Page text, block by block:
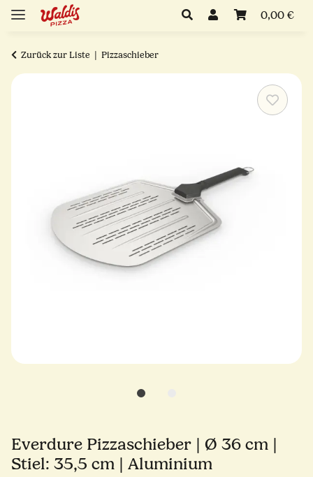
0,00 €
Zurück zur Liste Pizzaschieber
Everdure Pizzaschieber | Ø 36 cm |
Stiel: 35,5 cm | Aluminium